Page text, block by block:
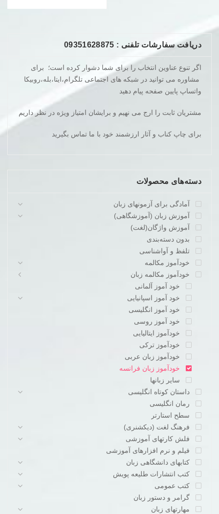
دریافت سفارشات تلفنی : 09351628875
اگر تنوع عناوین انتخاب را برای شما دشوار کرده است؛ برای
مشاوره می توانید در شبکه های اجتماعی تلگرام،ایتا،بله،روبیکا
واتساپ پایین صفحه پیام دهید
مشتریان ثابت را ارج می نهیم و برایشان امتیاز ویژه در نظر داریم
برای چاپ کناب و آثار ارزشمند خود با ما تماس بگیرید
دسته‌های محصولات
آمادگی برای آزمونهای زبان
آموزش زبان (آموزشگاهی)
آموزش واژگان(لغت)
بدون دسته‌بندی
تلفظ و آواشناسی
خودآموز مکالمه
خودآموز مکالمه زبان
خود آموز آلمانی
خود آموز اسپانیایی
خود آموز انگلیسی
خود آموز روسی
خودآموز ایتالیایی
خودآموز ترکی
خودآموز زبان عربی
خودآموز زبان فرانسه
سایر زبانها
داستان کوتاه انگلیسی
رمان انگلیسی
سطح استارتر
فرهنگ لغت (دیکشنری)
فلش کارتهای آموزشی
فیلم و نرم افزارهای آموزشی
کتابهای دانشگاهی زبان
کتب انتشارات طلیعه پویش
کتب عمومی
گرامر و دستور زبان
مهارتهای زبان